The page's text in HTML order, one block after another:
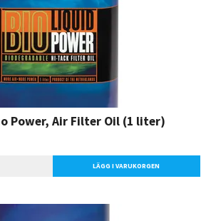
Power, Air Filter Oil (1 liter)